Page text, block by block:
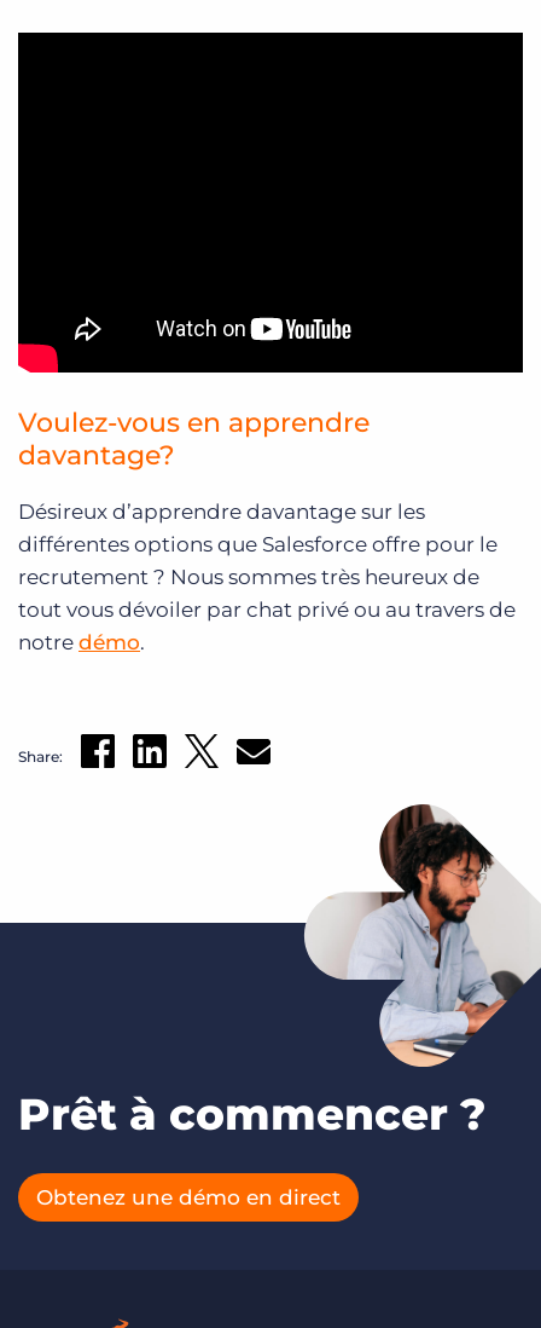
Voulez-vous en apprendre
davantage?
Désireux d’apprendre davantage sur les
différentes options que Salesforce offre pour le
recrutement ? Nous sommes très heureux de
tout vous dévoiler par chat privé ou au travers de
notre démo.
Share:
Prêt à commencer ?
Obtenez une démo en direct